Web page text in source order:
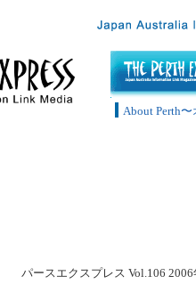
About Perth
パースエクスプレス Vol.106